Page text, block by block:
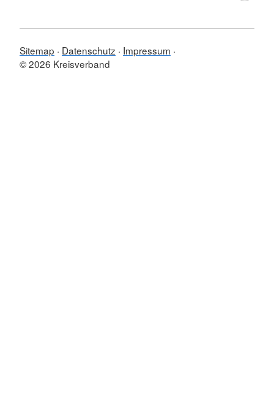
Sitemap Datenschutz
Impressum
© 2026 Kreisverband